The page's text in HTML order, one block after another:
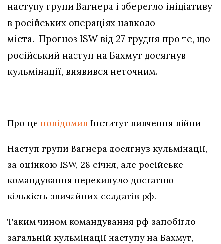
наступу групи Вагнера і зберегло ініціативу
в російських операціях навколо
міста. Прогноз ISW від 27 грудня про те, що
російський наступ на Бахмут досягнув
кульмінації, виявився неточним.
Про це повідомив Інститут вивчення війни
Наступ групи Вагнера досягнув кульмінації,
за оцінкою ISW, 28 січня, але російське
командування перекинуло достатню
кількість звичайних солдатів рф.
Таким чином командування рф запобігло
загальній кульмінації наступу на Бахмут,